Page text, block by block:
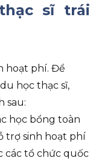
sĩ trái
hoạt phí. Để
học thạc sĩ,
sau:
học bổng toàn
trợ sinh hoạt phí
các tổ chức quốc